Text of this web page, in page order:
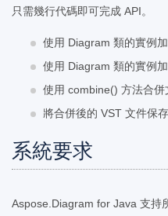
只需幾行代碼即可完成 API。
使用 Diagram 類的實例
使用 Diagram 類的實例
使用 combine() 方法合併
將合併後的 VST 文件保
系統要求
Aspose.Diagram for Java 支持